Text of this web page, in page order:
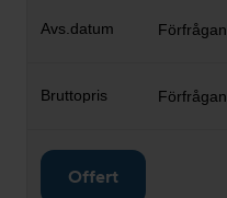
Förfrågan
Förfrågan
Offert